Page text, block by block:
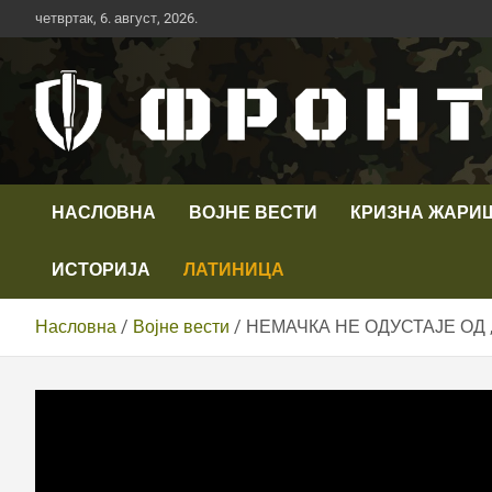
Скип
то
четвртак, 6. август, 2026.
Телевизија ФРОНТ
НАСЛОВНА ВОЈНЕ ВЕСТИ КРИЗНА
ИСТОРИЈА ЛАТИНИЦА
Насловна Војне вести НЕМАЧКА НЕ ОДУСТАЈЕ ОД